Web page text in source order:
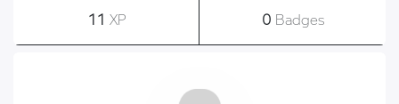
11 XP 0 Badges